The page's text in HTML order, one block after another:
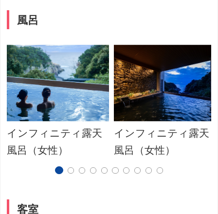
風呂
インフィニティ露天
風呂（女性）
インフィニティ露天
風呂（女性）
客室